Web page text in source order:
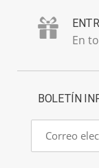
En
BOLETÍN
Correo
electrónico